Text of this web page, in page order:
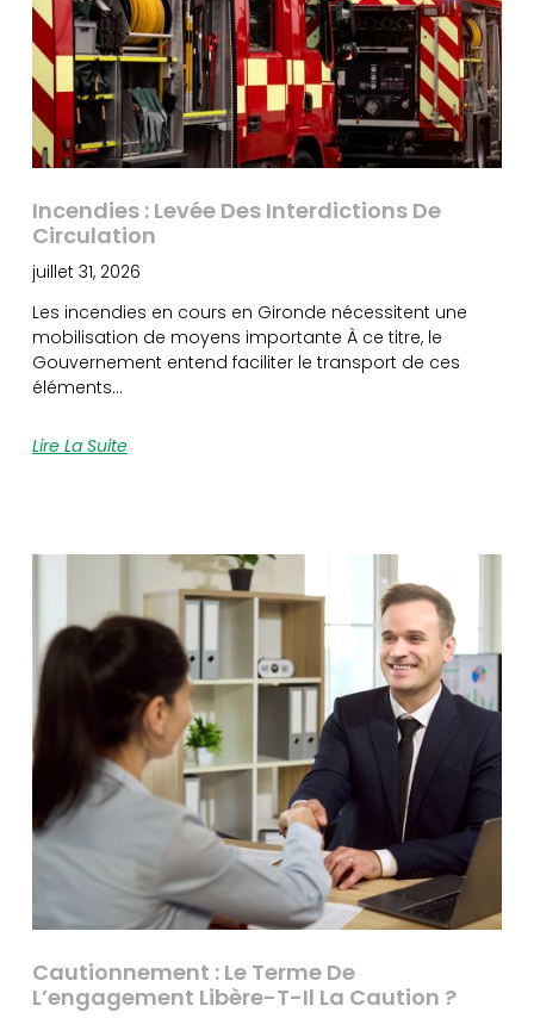
Incendies : Levée Des Interdictions De
Circulation
juillet 31, 2026
Les incendies en cours en Gironde nécessitent une
mobilisation de moyens importante À ce titre, le
Gouvernement entend faciliter le transport de ces
éléments…
Lire La Suite
Cautionnement : Le Terme De
L’engagement Libère-T-Il La Caution ?